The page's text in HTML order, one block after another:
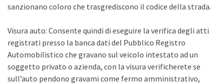
sanzionano coloro che trasgrediscono il codice della strada.
Visura auto: Consente quindi di eseguire la verifica degli atti
registrati presso la banca dati del Pubblico Registro
Automobilistico che gravano sul veicolo intestato ad un
soggetto privato o azienda, con la visura verificherete se
sull’auto pendono gravami come fermo amministrativo,